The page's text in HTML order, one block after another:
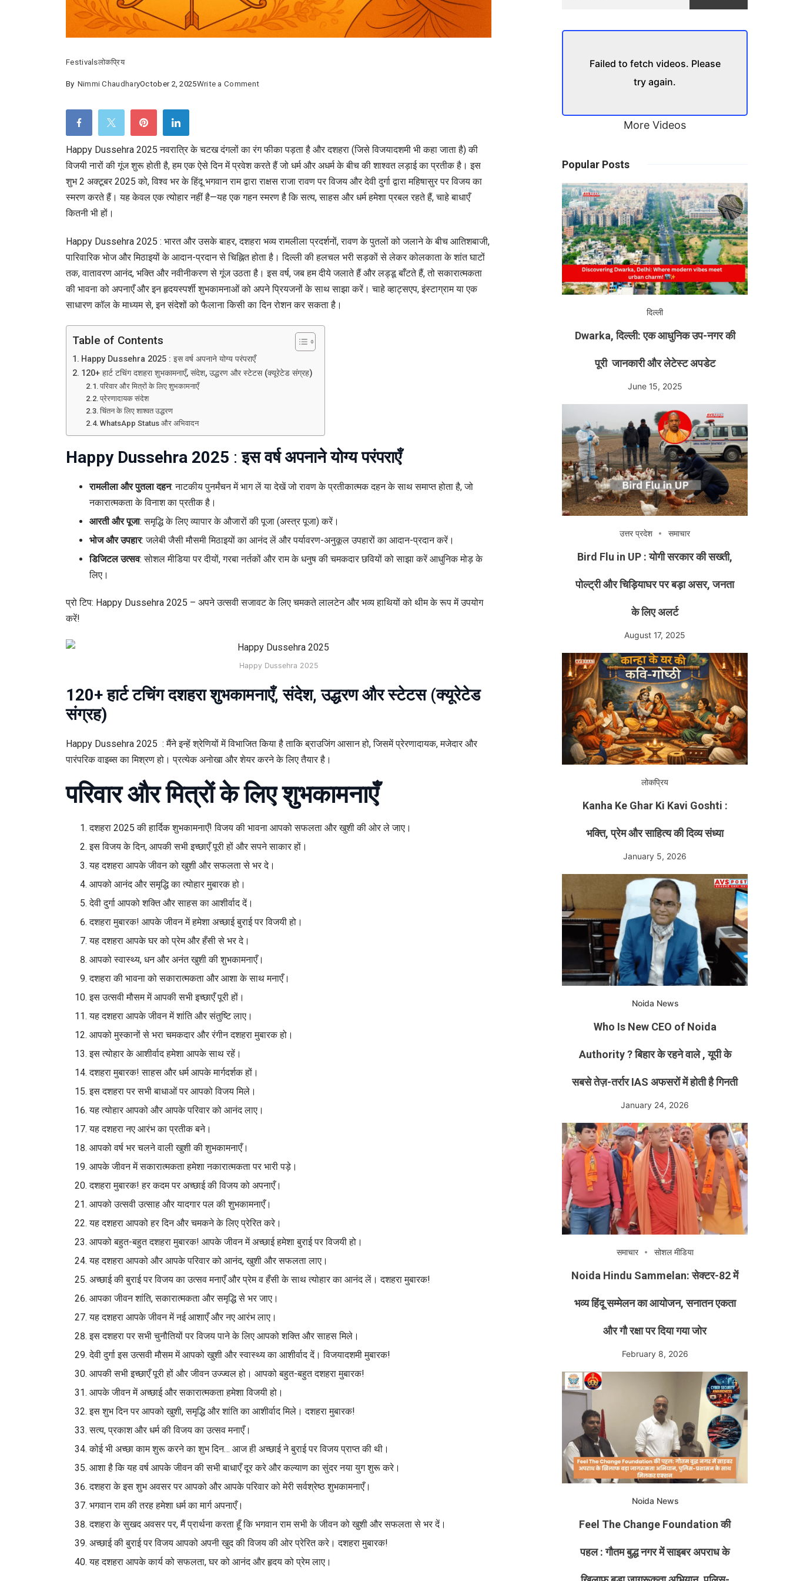
Festivalsलोकप्रिय
By Nimmi ChaudharyOctober 2, 2025Write a Commenton
का
उत्सव
:
अच्छाई
पर
विजय
–
120+
शुभकामनाएँ,
अपडेट
Happy Dussehra 2025 नवरात्रि के चटख दंगलों का रंग फीका पड़ता है और दशहरा (जिसे विजयादशमी भी कहा जाता है) की
विजयी नारों की गूंज शुरू होती है, हम एक ऐसे दिन में प्रवेश करते हैं जो धर्म और अधर्म के बीच की शाश्वत लड़ाई का प्रतीक है। इस
शुभ 2 अक्टूबर 2025 को, विश्व भर के हिंदू भगवान राम द्वारा राक्षस राजा रावण पर विजय और देवी दुर्गा द्वारा महिषासुर पर विजय का
स्मरण करते हैं। यह केवल एक त्योहार नहीं है—यह एक गहन स्मरण है कि सत्य, साहस और धर्म हमेशा प्रबल रहते हैं, चाहे बाधाएँ
कितनी भी हों।
Happy Dussehra 2025 : भारत और उसके बाहर, दशहरा भव्य रामलीला प्रदर्शनों, रावण के पुतलों को जलाने के बीच आतिशबाजी,
पारिवारिक भोज और मिठाइयों के आदान-प्रदान से चिह्नित होता है। दिल्ली की हलचल भरी सड़कों से लेकर कोलकाता के शांत घाटों
तक, वातावरण आनंद, भक्ति और नवीनीकरण से गूंज उठता है। इस वर्ष, जब हम दीये जलाते हैं और लड्डू बाँटते हैं, तो सकारात्मकता
की भावना को अपनाएँ और इन हृदयस्पर्शी शुभकामनाओं को अपने प्रियजनों के साथ साझा करें। चाहे व्हाट्सएप, इंस्टाग्राम या एक
साधारण कॉल के माध्यम से, इन संदेशों को फैलाना किसी का दिन रोशन कर सकता है।
Table of Contents
Happy Dussehra 2025 : इस वर्ष अपनाने योग्य परंपराएँ
120+ हार्ट टचिंग दशहरा शुभकामनाएँ, संदेश, उद्धरण और स्टेटस (क्यूरेटेड संग्रह)
परिवार और मित्रों के लिए शुभकामनाएँ
प्रेरणादायक संदेश
चिंतन के लिए शाश्वत उद्धरण
WhatsApp Status और अभिवादन
Happy Dussehra 2025 :इस वर्ष अपनाने योग्य परंपराएँ
रामलीला और पुतला दहन: नाटकीय पुनर्मंचन में भाग लें या देखें जो रावण के प्रतीकात्मक दहन के साथ समाप्त होता है, जो
नकारात्मकता के विनाश का प्रतीक है।
आरती और पूजा: समृद्धि के लिए व्यापार के औजारों की पूजा (अस्त्र पूजा) करें।
भोज और उपहार: जलेबी जैसी मौसमी मिठाइयों का आनंद लें और पर्यावरण-अनुकूल उपहारों का आदान-प्रदान करें।
डिजिटल उत्सव: सोशल मीडिया पर दीयों, गरबा नर्तकों और राम के धनुष की चमकदार छवियों को साझा करें आधुनिक मोड़ के
लिए।
प्रो टिप: Happy Dussehra 2025 – अपने उत्सवी सजावट के लिए चमकते लालटेन और भव्य हाथियों को थीम के रूप में उपयोग
करें!
Happy Dussehra 2025
120+ हार्ट टचिंग दशहरा शुभकामनाएँ, संदेश, उद्धरण और स्टेटस (क्यूरेटेड
संग्रह)
Happy Dussehra 2025 : मैंने इन्हें श्रेणियों में विभाजित किया है ताकि ब्राउजिंग आसान हो, जिसमें प्रेरणादायक, मजेदार और
पारंपरिक वाइब्स का मिश्रण हो। प्रत्येक अनोखा और शेयर करने के लिए तैयार है।
परिवार और मित्रों के लिए शुभकामनाएँ
दशहरा 2025 की हार्दिक शुभकामनाएँ! विजय की भावना आपको सफलता और खुशी की ओर ले जाए।
इस विजय के दिन, आपकी सभी इच्छाएँ पूरी हों और सपने साकार हों।
यह दशहरा आपके जीवन को खुशी और सफलता से भर दे।
आपको आनंद और समृद्धि का त्योहार मुबारक हो।
देवी दुर्गा आपको शक्ति और साहस का आशीर्वाद दें।
दशहरा मुबारक! आपके जीवन में हमेशा अच्छाई बुराई पर विजयी हो।
यह दशहरा आपके घर को प्रेम और हँसी से भर दे।
आपको स्वास्थ्य, धन और अनंत खुशी की शुभकामनाएँ।
दशहरा की भावना को सकारात्मकता और आशा के साथ मनाएँ।
इस उत्सवी मौसम में आपकी सभी इच्छाएँ पूरी हों।
यह दशहरा आपके जीवन में शांति और संतुष्टि लाए।
आपको मुस्कानों से भरा चमकदार और रंगीन दशहरा मुबारक हो।
इस त्योहार के आशीर्वाद हमेशा आपके साथ रहें।
दशहरा मुबारक! साहस और धर्म आपके मार्गदर्शक हों।
इस दशहरा पर सभी बाधाओं पर आपको विजय मिले।
यह त्योहार आपको और आपके परिवार को आनंद लाए।
यह दशहरा नए आरंभ का प्रतीक बने।
आपको वर्ष भर चलने वाली खुशी की शुभकामनाएँ।
आपके जीवन में सकारात्मकता हमेशा नकारात्मकता पर भारी पड़े।
दशहरा मुबारक! हर कदम पर अच्छाई की विजय को अपनाएँ।
आपको उत्सवी उत्साह और यादगार पल की शुभकामनाएँ।
यह दशहरा आपको हर दिन और चमकने के लिए प्रेरित करे।
आपको बहुत-बहुत दशहरा मुबारक! आपके जीवन में अच्छाई हमेशा बुराई पर विजयी हो।
यह दशहरा आपको और आपके परिवार को आनंद, खुशी और सफलता लाए।
अच्छाई की बुराई पर विजय का उत्सव मनाएँ और प्रेम व हँसी के साथ त्योहार का आनंद लें। दशहरा मुबारक!
आपका जीवन शांति, सकारात्मकता और समृद्धि से भर जाए।
यह दशहरा आपके जीवन में नई आशाएँ और नए आरंभ लाए।
इस दशहरा पर सभी चुनौतियों पर विजय पाने के लिए आपको शक्ति और साहस मिले।
देवी दुर्गा इस उत्सवी मौसम में आपको खुशी और स्वास्थ्य का आशीर्वाद दें। विजयादशमी मुबारक!
आपकी सभी इच्छाएँ पूरी हों और जीवन उज्ज्वल हो। आपको बहुत-बहुत दशहरा मुबारक!
आपके जीवन में अच्छाई और सकारात्मकता हमेशा विजयी हो।
इस शुभ दिन पर आपको खुशी, समृद्धि और शांति का आशीर्वाद मिले। दशहरा मुबारक!
सत्य, प्रकाश और धर्म की विजय का उत्सव मनाएँ।
कोई भी अच्छा काम शुरू करने का शुभ दिन… आज ही अच्छाई ने बुराई पर विजय प्राप्त की थी।
आशा है कि यह वर्ष आपके जीवन की सभी बाधाएँ दूर करे और कल्याण का सुंदर नया युग शुरू करे।
दशहरा के इस शुभ अवसर पर आपको और आपके परिवार को मेरी सर्वश्रेष्ठ शुभकामनाएँ।
भगवान राम की तरह हमेशा धर्म का मार्ग अपनाएँ।
दशहरा के सुखद अवसर पर, मैं प्रार्थना करता हूँ कि भगवान राम सभी के जीवन को खुशी और सफलता से भर दें।
अच्छाई की बुराई पर विजय आपको अपनी खुद की विजय की ओर प्रेरित करे। दशहरा मुबारक!
यह दशहरा आपके कार्य को सफलता, घर को आनंद और हृदय को प्रेम लाए।
Failed to fetch videos. Please
try again.
More Videos
Popular Posts
दिल्ली
Dwarka, दिल्ली: एक आधुनिक उप-नगर की
पूरी जानकारी और लेटेस्ट अपडेट
June 15, 2025
उत्तर प्रदेश समाचार
Bird Flu in UP : योगी सरकार की सख्ती,
पोल्ट्री और चिड़ियाघर पर बड़ा असर, जनता
के लिए अलर्ट
August 17, 2025
लोकप्रिय
Kanha Ke Ghar Ki Kavi Goshti :
भक्ति, प्रेम और साहित्य की दिव्य संध्या
January 5, 2026
Noida News
Who Is New CEO of Noida
Authority ? बिहार के रहने वाले , यूपी के
सबसे तेज़-तर्रार IAS अफसरों में होती है गिनती
January 24, 2026
समाचार सोशल मीडिया
Noida Hindu Sammelan: सेक्टर-82 में
भव्य हिंदू सम्मेलन का आयोजन, सनातन एकता
और गौ रक्षा पर दिया गया जोर
February 8, 2026
Noida News
Feel The Change Foundation की
पहल : गौतम बुद्ध नगर में साइबर अपराध के